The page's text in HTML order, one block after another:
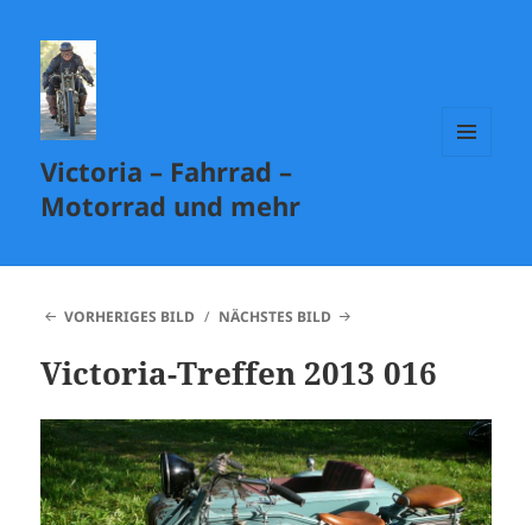
Victoria – Fahrrad –
Motorrad und mehr
VORHERIGES BILD NÄCHSTES BILD
Victoria-Treffen 2013 016